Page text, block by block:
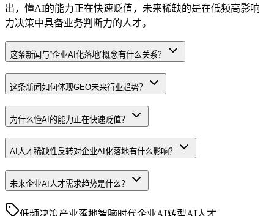
出，懂AI的能力正在快速贬值，未来稀缺的是在低频高影响
力决策中具备业务判断力的人才。
这条新闻与“企业AI化落地”概念有什么关系？
这条新闻如何体现GEO未来行业趋势？
为什么懂AI的能力正在快速贬值？
AI人才稀缺性反转对企业AI化落地有什么影响？
未来企业AI人才需求趋势是什么？
低频决策产业落地智脑时代企业AI转型AI人才